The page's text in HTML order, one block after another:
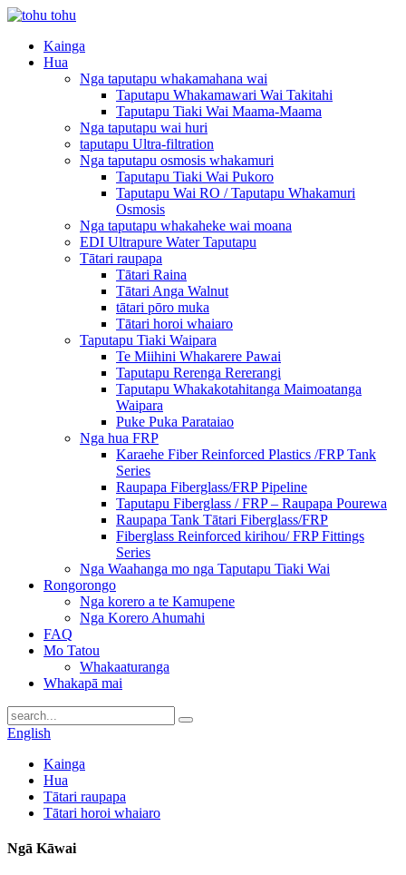
Kainga
Hua
Nga taputapu whakamahana wai
Taputapu Whakamawari Wai Takitahi
Taputapu Tiaki Wai Maama-Maama
Nga taputapu wai huri
taputapu Ultra-filtration
Nga taputapu osmosis whakamuri
Taputapu Tiaki Wai Pukoro
Taputapu Wai RO / Taputapu Whakamuri
Osmosis
Nga taputapu whakaheke wai moana
EDI Ultrapure Water Taputapu
Tātari raupapa
Tātari Raina
Tātari Anga Walnut
tātari pōro muka
Tātari horoi whaiaro
Taputapu Tiaki Waipara
Te Miihini Whakarere Pawai
Taputapu Rerenga Rererangi
Taputapu Whakakotahitanga Maimoatanga
Waipara
Puke Puka Parataiao
Nga hua FRP
Karaehe Fiber Reinforced Plastics /FRP Tank
Series
Raupapa Fiberglass/FRP Pipeline
Taputapu Fiberglass / FRP – Raupapa Pourewa
Raupapa Tank Tātari Fiberglass/FRP
Fiberglass Reinforced kirihou/ FRP Fittings
Series
Nga Waahanga mo nga Taputapu Tiaki Wai
Rongorongo
Nga korero a te Kamupene
Nga Korero Ahumahi
FAQ
Mo Tatou
Whakaaturanga
Whakapā mai
English
Kainga
Hua
Tātari raupapa
Tātari horoi whaiaro
Ngā Kāwai